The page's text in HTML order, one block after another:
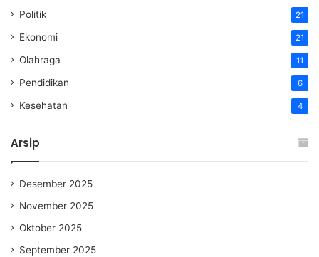
Politik 21
Ekonomi 21
Olahraga 11
Pendidikan 6
Kesehatan 4
Arsip
Desember 2025
November 2025
Oktober 2025
September 2025